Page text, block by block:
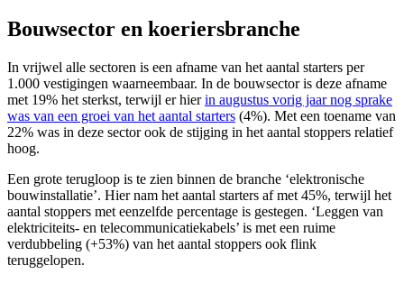
Bouwsector en koeriersbranche
In vrijwel alle sectoren is een afname van het aantal starters per
1.000 vestigingen waarneembaar. In de bouwsector is deze afname
met 19% het sterkst, terwijl er hierin augustus vorig jaar nog sprake
was van een groei van het aantal starters (4%). Met een toename van
22% was in deze sector ook de stijging in het aantal stoppers relatief
hoog.
Een grote terugloop is te zien binnen de branche ‘elektronische
bouwinstallatie’. Hier nam het aantal starters af met 45%, terwijl het
aantal stoppers met eenzelfde percentage is gestegen. ‘Leggen van
elektriciteits- en telecommunicatiekabels’ is met een ruime
verdubbeling (+53%) van het aantal stoppers ook flink
teruggelopen.